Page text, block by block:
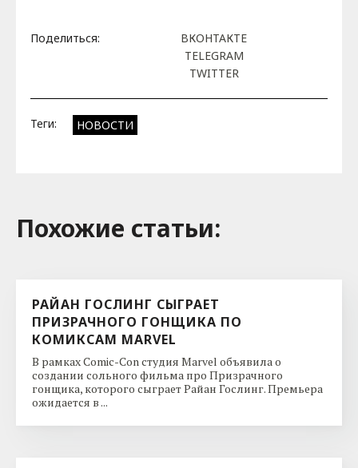
Поделиться:
ВКОНТАКТЕ
TELEGRAM
TWITTER
Теги: НОВОСТИ
Похожие cтатьи:
РАЙАН ГОСЛИНГ СЫГРАЕТ
ПРИЗРАЧНОГО ГОНЩИКА ПО
КОМИКСАМ MARVEL
В рамках Comic-Con студия Marvel объявила о
создании сольного фильма про Призрачного
гонщика, которого сыграет Райан Гослинг. Премьера
ожидается в ...